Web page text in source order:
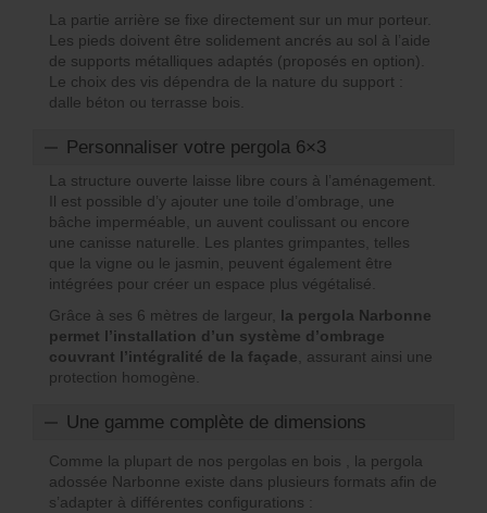
La partie arrière se fixe directement sur un mur porteur.
Les pieds doivent être solidement ancrés au sol à l’aide
de supports métalliques adaptés (proposés en option).
Le choix des vis dépendra de la nature du support :
dalle béton ou terrasse bois.
Personnaliser votre pergola 6×3
La structure ouverte laisse libre cours à l’aménagement.
Il est possible d’y ajouter une toile d’ombrage, une
bâche imperméable, un auvent coulissant ou encore
une canisse naturelle. Les plantes grimpantes, telles
que la vigne ou le jasmin, peuvent également être
intégrées pour créer un espace plus végétalisé.
Grâce à ses 6 mètres de largeur, la pergola Narbonne
permet l’installation d’un système d’ombrage
couvrant l’intégralité de la façade , assurant ainsi une
protection homogène.
Une gamme complète de dimensions
Comme la plupart de nos pergolas en bois , la pergola
adossée Narbonne existe dans plusieurs formats afin de
s’adapter à différentes configurations :